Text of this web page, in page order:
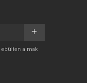
almak